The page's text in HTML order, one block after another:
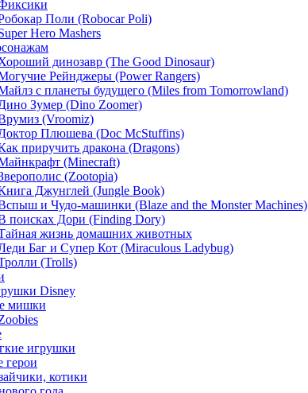
Поли (Robocar Poli)
Hero Mashers
динозавр (The Good Dinosaur)
Рейнджеры (Power Rangers)
с планеты будущего (Miles from Tomorrowland)
Зумер (Dino Zoomer)
(Vroomiz)
Плюшева (Doc McStuffins)
приручить дракона (Dragons)
(Minecraft)
(Zootopia)
Джунглей (Jungle Book)
и Чудо-машинки (Blaze and the Monster Machines)
поисках Дори (Finding Dory)
жизнь домашних животных
Баг и Супер Кот (Miraculous Ladybug)
(Trolls)
Disney
мишки
игрушки
герои
котики